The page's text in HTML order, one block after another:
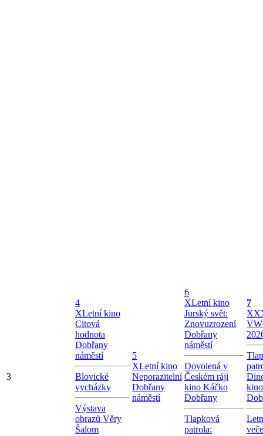
3
4
XLetní kino
Citová
hodnota
Dobřany
náměstí
Blovické
vycházky
Výstava
obrazů Věry
Šalom
5
XLetní kino
Neporazitelní
Dobřany
náměstí
6
XLetní kino
Jurský svět:
Znovuzrození
Dobřany
náměstí
Dovolená v
Českém ráji
kino Káčko
Dobřany
Tlapková
patrola:
7
X